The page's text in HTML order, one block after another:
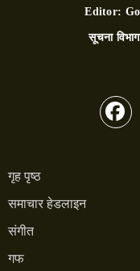
Editor:
सूचना विभाग
गृह पृष्ठ
समाचार हेडलाइन
संगीत
गफ